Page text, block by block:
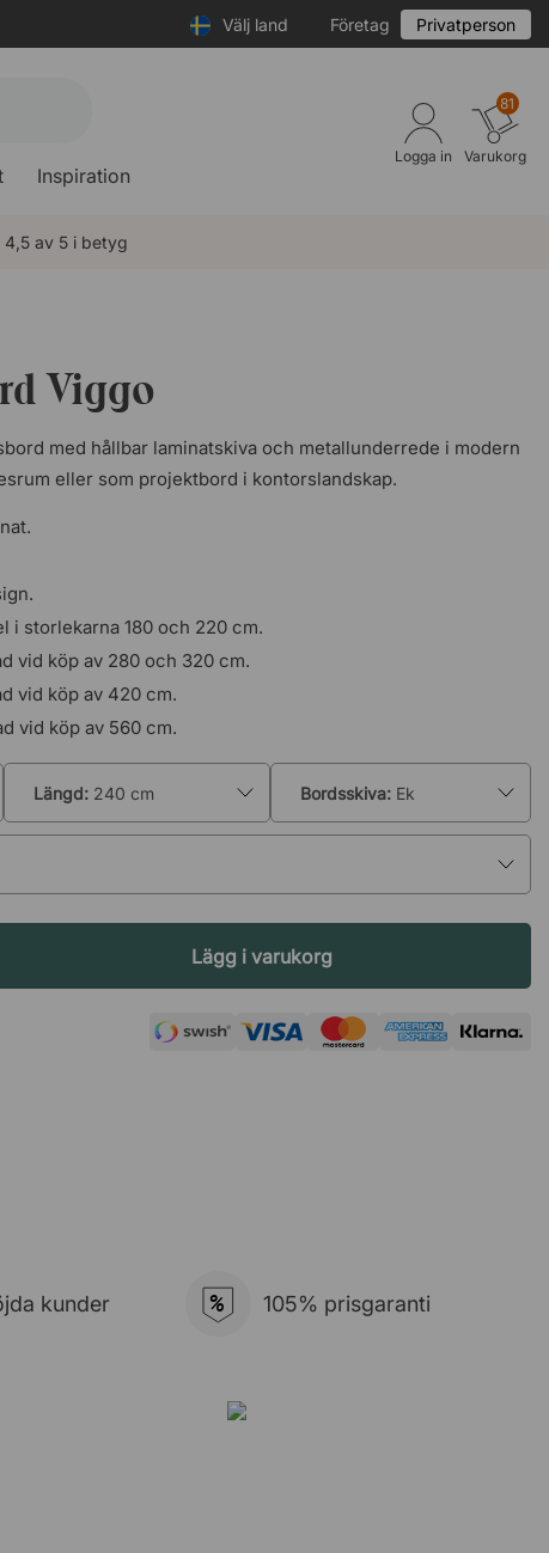
Välj land Företag Privatperson
Inspiration
Logga in
81
Varukorg
4,5 av 5 i betyg
Viggo
med hållbar laminatskiva och metallunderrede i modern
eller som projektbord i kontorslandskap.
i storlekarna 180 och 220 cm.
vid köp av 280 och 320 cm.
vid köp av 420 cm.
vid köp av 560 cm.
24 timmar
Längd: 240 cm Bordsskiva: Ek
Lägg i varukorg
kunder % 105% prisgaranti